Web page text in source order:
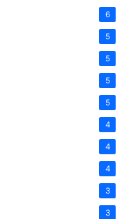
6
5
5
5
5
4
4
4
3
3